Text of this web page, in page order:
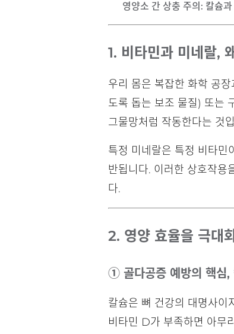
영양소 간 상충 주의 : 칼슘
1. 비타민과 미네랄,
우리 몸은 복잡한 화학 공
도록 돕는 보조 물질) 또는
그물망처럼 작동한다는 것
특정 미네랄은 특정 비타민
반됩니다. 이러한 상호작용
다.
2. 영양 효율을 극대
① 골다공증 예방의 핵심,
칼슘은 뼈 건강의 대명사이
비타민 D가 부족하면 아무